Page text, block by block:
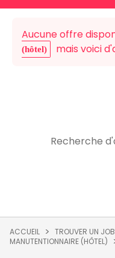
Aucune offre
(hôtel)
mais voici
Recherche
ACCUEIL TROUVER UN JOB
MANUTENTIONNAIRE (HÔTEL)